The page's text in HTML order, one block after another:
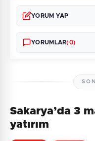
YORUM YAP
YORUMLAR(0)
Henüz yorum
Sakarya’da 3
yatırım